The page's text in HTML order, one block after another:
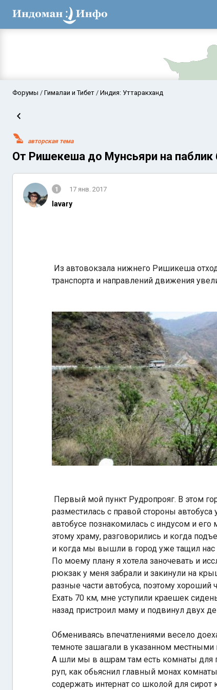
Форумы Гималаи и Тибет Индия: Уттаракханд
авторская тема
От Ришекеша до Мунсьяри на
1 17 янв. 2017
lavary
Из автовокзала нижнего Ришикеша
транспорта и направлений движения
Первый мой пункт Рудропрояг. В этом
разместилась с правой стороны
автобусе познакомилась с индусом и
этому храму, разговорились и когда
и когда мы вышли в город уже тащил нас
По моему плану я хотела заночевать и
рюкзак у меня забрали и закинули на
разные части автобуса, поэтому
Ехать 70 км, мне уступили краешек
назад пристроил маму и подвинул двух
Обмениваясь впечатлениями весело
темноте зашагали в указанном местными
А шли мы в ашрам там есть комнаты для
руп, как обьяснил главный монах
содержать интернат со школой для